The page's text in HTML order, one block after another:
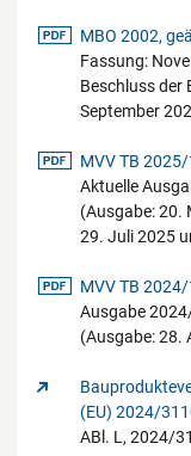
pdf-Datei
MBO 2002,
Fassung:
Beschluss der
September
pdf-Datei
MVV TB 2025/
Aktuelle
(Ausgabe: 20.
29. Juli 2025
pdf-Datei
MVV TB 2024/
Ausgabe
(Ausgabe: 28.
(EU) 2024/
ABl. L, 2024/